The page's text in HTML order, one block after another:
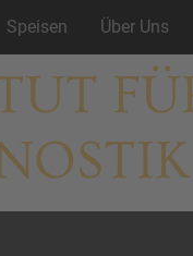
Speisen Über Uns